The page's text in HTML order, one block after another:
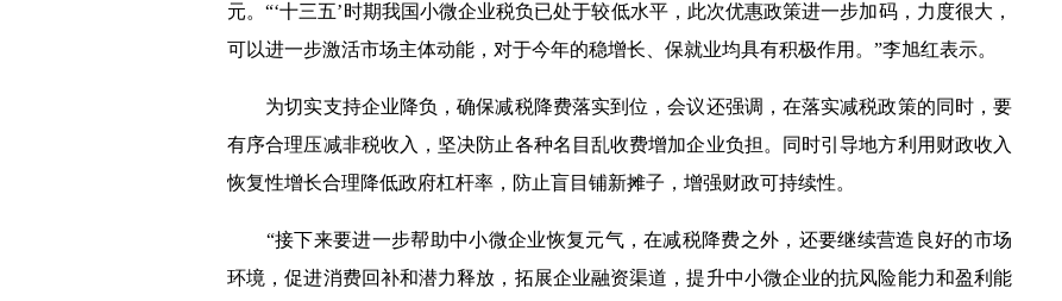
元。“‘十三五’时期我国小微企业税负已处于较低水平，此次优惠政策进一步加码，力度很大，
可以进一步激活市场主体动能，对于今年的稳增长、保就业均具有积极作用。”李旭红表示。
为切实支持企业降负，确保减税降费落实到位，会议还强调，在落实减税政策的同时，要
有序合理压减非税收入，坚决防止各种名目乱收费增加企业负担。同时引导地方利用财政收入
恢复性增长合理降低政府杠杆率，防止盲目铺新摊子，增强财政可持续性。
“接下来要进一步帮助中小微企业恢复元气，在减税降费之外，还要继续营造良好的市场
环境，促进消费回补和潜力释放，拓展企业融资渠道，提升中小微企业的抗风险能力和盈利能